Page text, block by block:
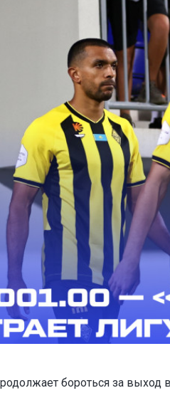
бороться за